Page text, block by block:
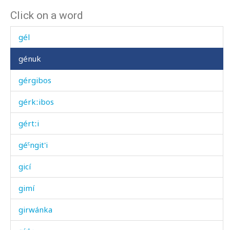
Click on a word
gédbos
gél
génuk
gérgibos
gérkːibos
gértːi
géˤngit'i
gicí
gimí
girwánka